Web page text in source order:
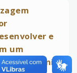
e
um
do raciocínio